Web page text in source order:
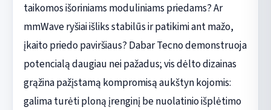
taikomos išoriniams moduliniams priedams? Ar
mmWave ryšiai išliks stabilūs ir patikimi ant mažo,
įkaito priedo paviršiaus? Dabar Tecno demonstruoja
potencialą daugiau nei pažadus; vis dėlto dizainas
grąžina pažįstamą kompromisą aukštyn kojomis:
galima turėti ploną įrenginį be nuolatinio išplėtimo